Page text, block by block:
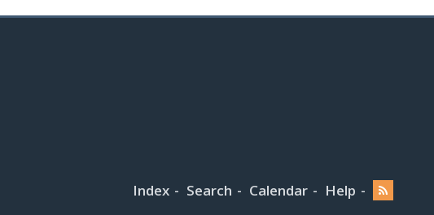
Index Search Calendar Help